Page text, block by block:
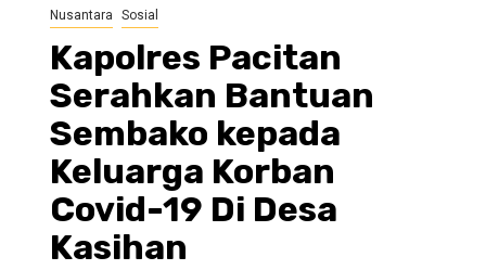
Nusantara Sosial
Kapolres Pacitan
Serahkan Bantuan
Sembako kepada
Keluarga Korban
Covid-19 Di Desa
Kasihan